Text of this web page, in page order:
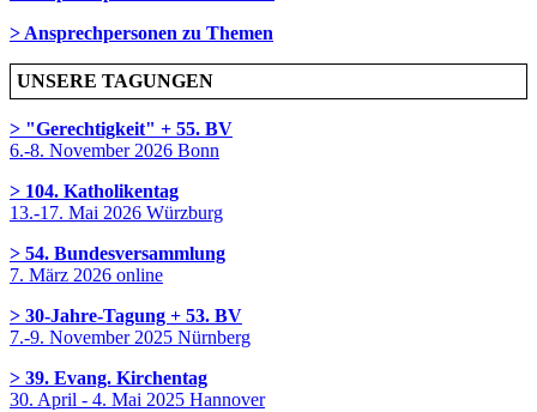
> Ansprechpersonen zu Themen
UNSERE TAGUNGEN
> "Gerechtigkeit" + 55. BV
6.-8. November 2026 Bonn
> 104. Katholikentag
13.-17. Mai 2026 Würzburg
> 54. Bundesversammlung
7. März 2026 online
> 30-Jahre-Tagung + 53. BV
7.-9. November 2025 Nürnberg
> 39. Evang. Kirchentag
30. April - 4. Mai 2025 Hannover